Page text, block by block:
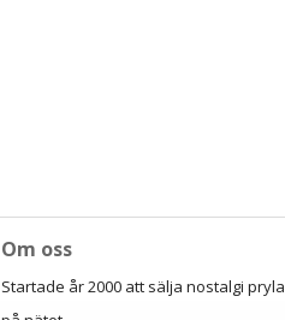
Om oss
Startade år 2000 att sälja nostalgi